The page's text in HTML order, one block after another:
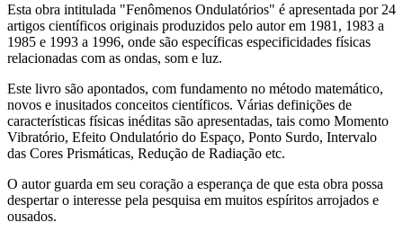
Esta obra intitulada "Fenômenos Ondulatórios" é apresentada por 24
artigos científicos originais produzidos pelo autor em 1981, 1983 a
1985 e 1993 a 1996, onde são específicas especificidades físicas
relacionadas com as ondas, som e luz.
Este livro são apontados, com fundamento no método matemático,
novos e inusitados conceitos científicos. Várias definições de
características físicas inéditas são apresentadas, tais como Momento
Vibratório, Efeito Ondulatório do Espaço, Ponto Surdo, Intervalo
das Cores Prismáticas, Redução de Radiação etc.
O autor guarda em seu coração a esperança de que esta obra possa
despertar o interesse pela pesquisa em muitos espíritos arrojados e
ousados.